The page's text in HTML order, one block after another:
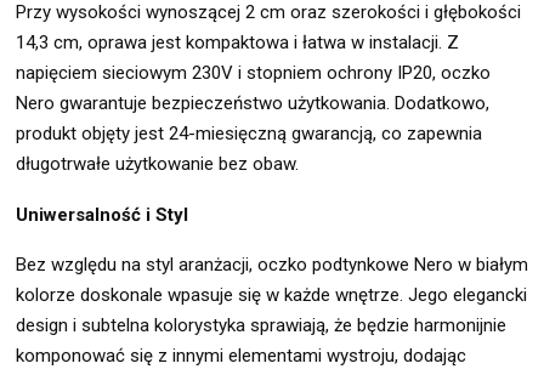
Przy wysokości wynoszącej 2 cm oraz szerokości i głębokości
14,3 cm, oprawa jest kompaktowa i łatwa w instalacji. Z
napięciem sieciowym 230V i stopniem ochrony IP20, oczko
Nero gwarantuje bezpieczeństwo użytkowania. Dodatkowo,
produkt objęty jest 24-miesięczną gwarancją, co zapewnia
długotrwałe użytkowanie bez obaw.
Uniwersalność i Styl
Bez względu na styl aranżacji, oczko podtynkowe Nero w białym
kolorze doskonale wpasuje się w każde wnętrze. Jego elegancki
design i subtelna kolorystyka sprawiają, że będzie harmonijnie
komponować się z innymi elementami wystroju, dodając